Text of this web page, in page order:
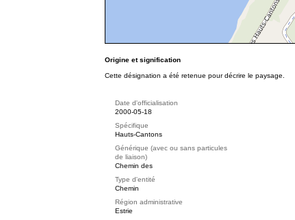
Origine et signification
Cette désignation a été retenue pour décrire le paysage.
Date d'officialisation
2000-05-18
Spécifique
Hauts-Cantons
Générique (avec ou sans particules
de liaison)
Chemin des
Type d'entité
Chemin
Région administrative
Estrie